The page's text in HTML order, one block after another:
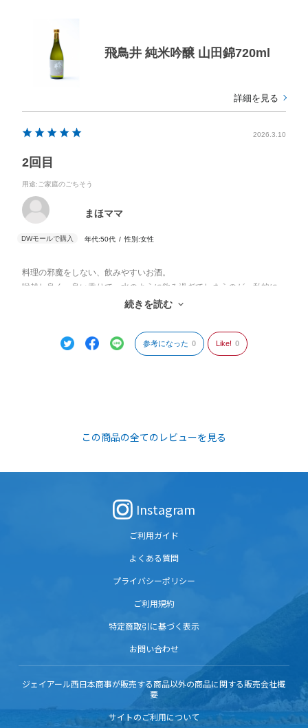
飛鳥井 純米吟醸 山田錦720ml
詳細を見る
2026.3.10
2回目
用途:ご家庭のごちそう
まほママ
年代:50代 性別:女性
料理の邪魔をしない、飲みやすいお酒。
喉越し良く、良い香りで、水のように飲み過ぎてしまうのが、私的に
は危ないのですが、あまりに美味しかったので、2回目の注文です。
続きを読む
参考になった 0 Like! 0
この商品の全てのレビューを見る
Instagram
ご利用ガイド
よくある質問
プライバシーポリシー
ご利用規約
特定商取引に基づく表示
お問い合わせ
ジェイアール西日本商事が販売する商品以外の商品に関する販売会社概
要
サイトのご利用について